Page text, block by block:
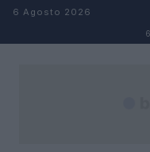
Salta al contenuto
6 Agosto 2026